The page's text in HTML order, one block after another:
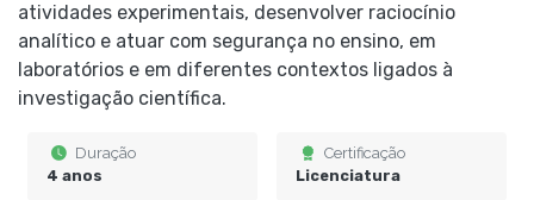
atividades experimentais, desenvolver raciocínio
analítico e atuar com segurança no ensino, em
laboratórios e em diferentes contextos ligados à
investigação científica.
Duração
4 anos
Certificação
Licenciatura